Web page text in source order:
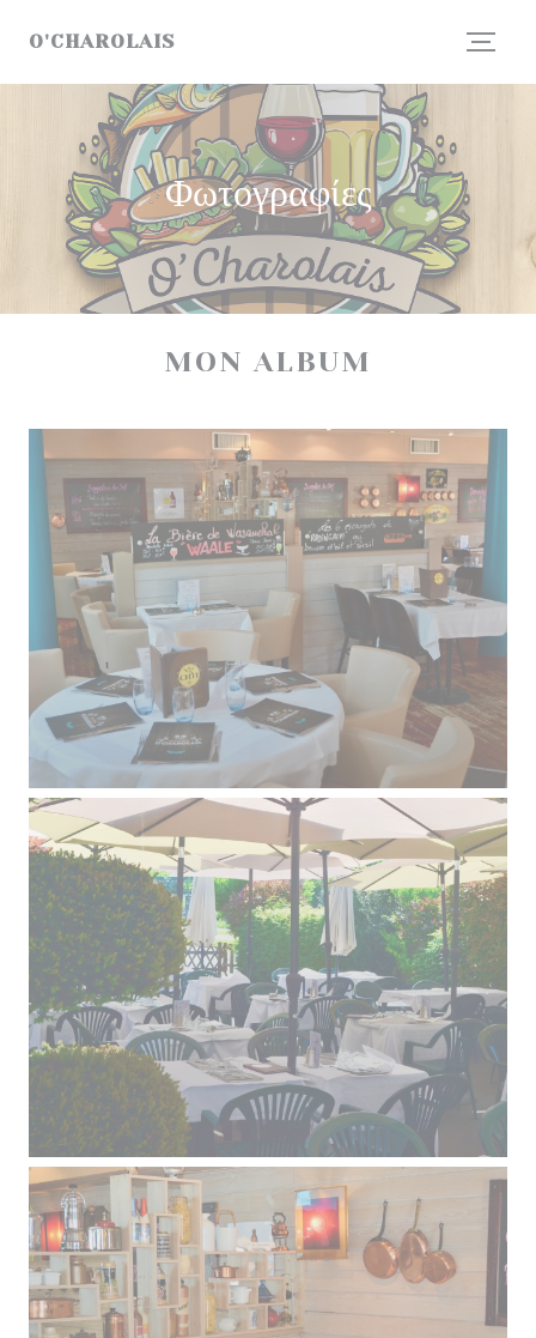
O'CHAROLAIS
Φωτογραφίες
MON ALBUM